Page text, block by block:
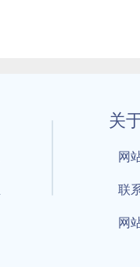
关
网
联
网